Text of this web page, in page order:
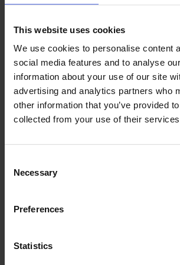
This website uses cookies
We use cookies to personalise content
social media features and to analyse
information about your use of our site
advertising and analytics partners who
other information that you’ve provided
collected from your use of their
Selection
Necessary
Preferences
Statistics
motivation og vaneændringer for
Prisen
Vi har lavet en skarp pris på kun
Early bird pris:
Hvis du tilmelder dig inden d. 14.